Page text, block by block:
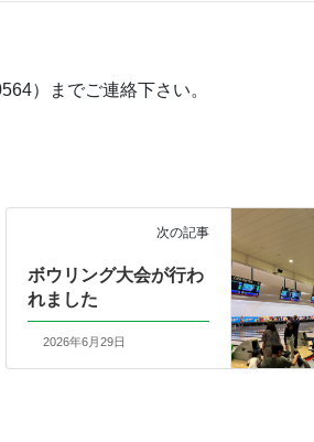
）までご連絡下さい。
次の記事
ボウリング大会が行わ
れました
2026年6月29日